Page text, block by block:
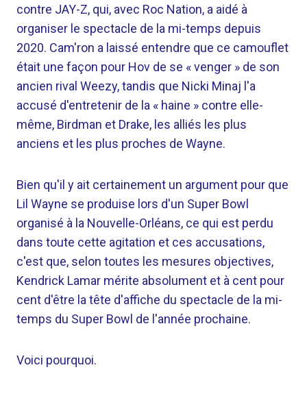
contre JAY-Z, qui, avec Roc Nation, a aidé à
organiser le spectacle de la mi-temps depuis
2020. Cam'ron a laissé entendre que ce camouflet
était une façon pour Hov de se « venger » de son
ancien rival Weezy, tandis que Nicki Minaj l'a
accusé d'entretenir de la « haine » contre elle-
même, Birdman et Drake, les alliés les plus
anciens et les plus proches de Wayne.
Bien qu'il y ait certainement un argument pour que
Lil Wayne se produise lors d'un Super Bowl
organisé à la Nouvelle-Orléans, ce qui est perdu
dans toute cette agitation et ces accusations,
c'est que, selon toutes les mesures objectives,
Kendrick Lamar mérite absolument et à cent pour
cent d'être la tête d'affiche du spectacle de la mi-
temps du Super Bowl de l'année prochaine.
Voici pourquoi.